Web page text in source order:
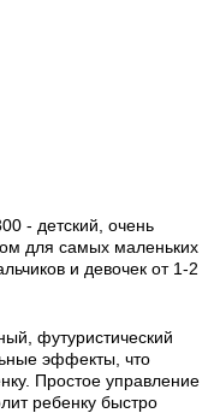
- детский, очень
для самых маленьких
и девочек от 1-2
футуристический
эффекты, что
Простое управление
ребенку быстро